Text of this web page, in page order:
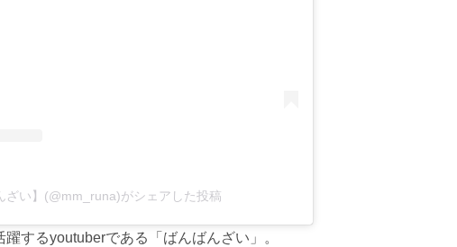
ざい】(@mm_runa)がシェアした投稿
するyoutuberである「ばんばんざい」。